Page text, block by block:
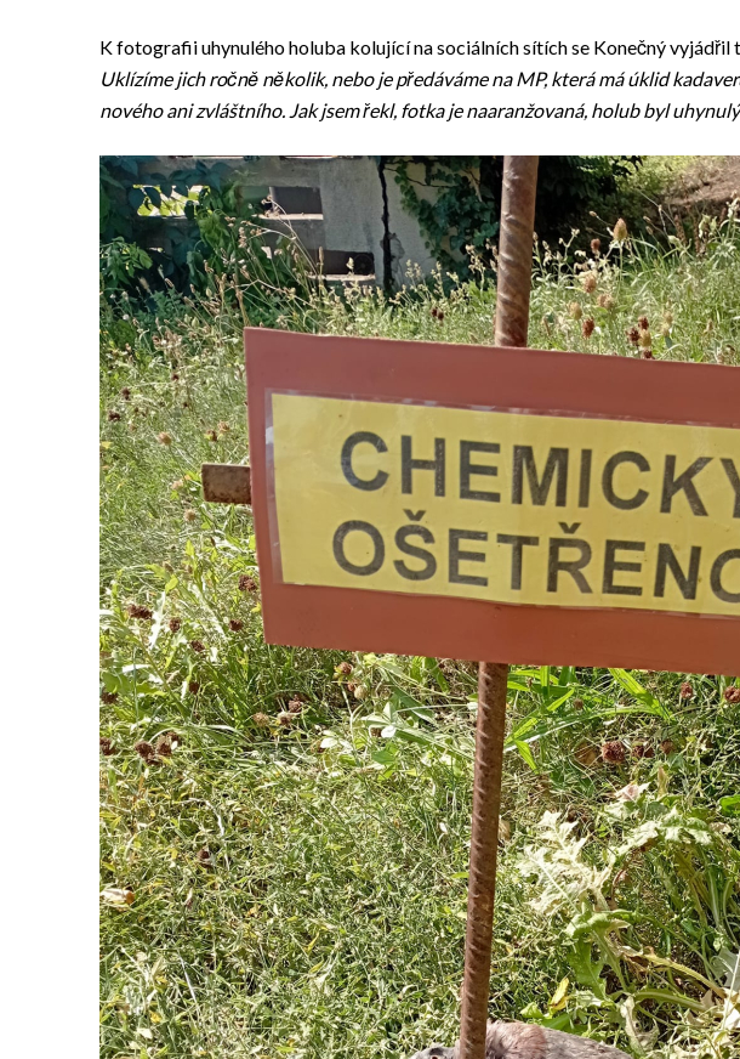
K fotografii uhynulého holuba kolující na sociálních sítích se Konečný vyjádřil
Uklízíme jich ročně několik, nebo je předáváme na MP, která má úklid
nového ani zvláštního. Jak jsem řekl, fotka je naaranžovaná, holub byl